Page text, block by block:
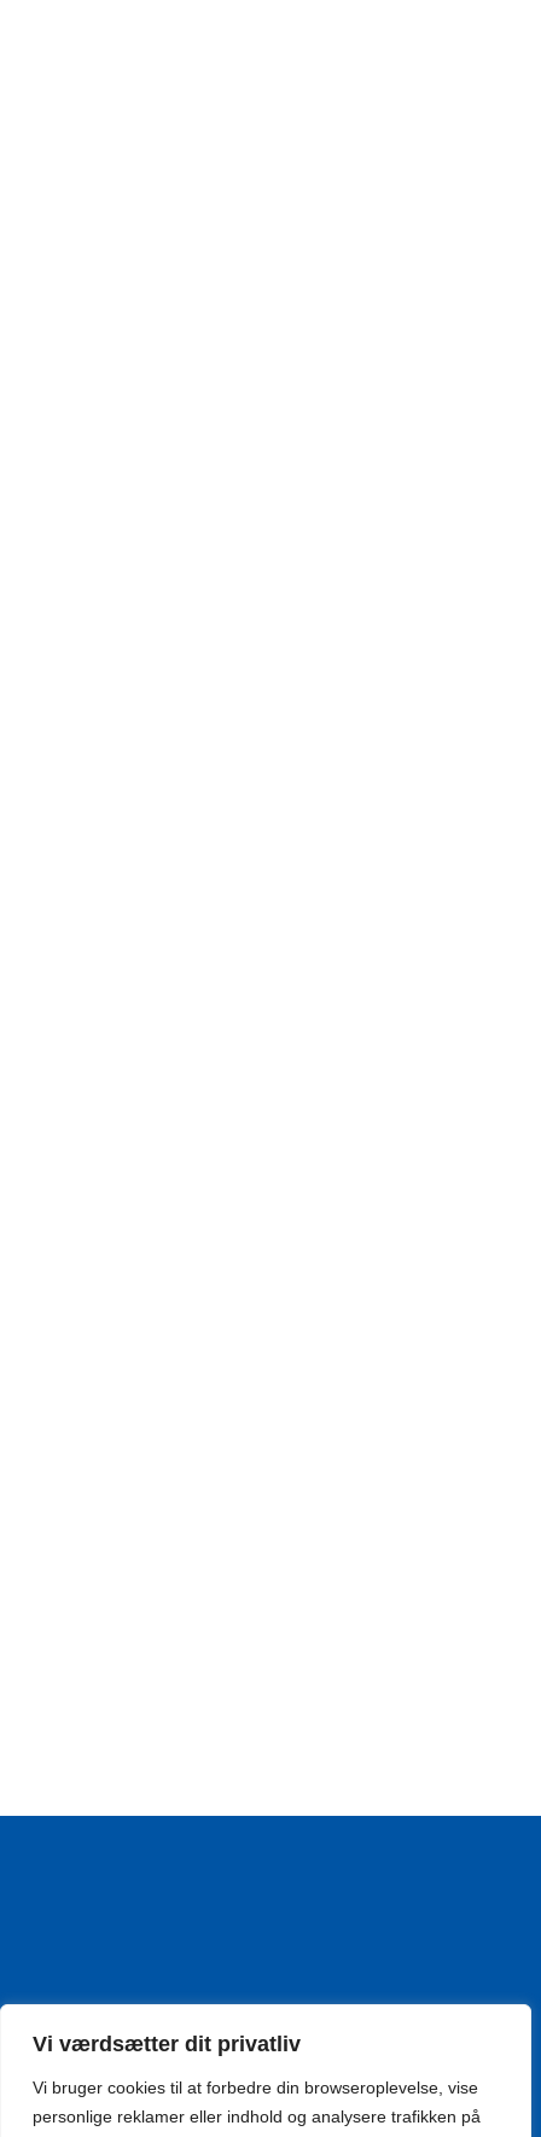
Vi værdsætter dit privatliv
Vi bruger cookies til at forbedre din browseroplevelse, vise
personlige reklamer eller indhold og analysere trafikken på